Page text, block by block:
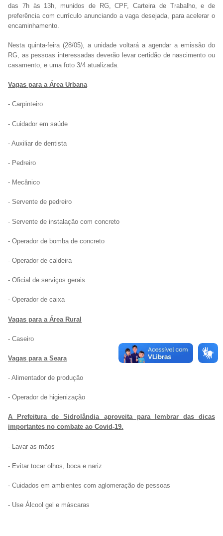
das 7h às 13h, munidos de RG, CPF, Carteira de Trabalho, e de
preferência com currículo anunciando a vaga desejada, para acelerar o
encaminhamento.
Nesta quinta-feira (28/05), a unidade voltará a agendar a emissão do
RG, as pessoas interessadas deverão levar certidão de nascimento ou
casamento, e uma foto 3/4 atualizada.
Vagas para a Área Urbana
- Carpinteiro
- Cuidador em saúde
- Auxiliar de dentista
- Pedreiro
- Mecânico
- Servente de pedreiro
- Servente de instalação com concreto
- Operador de bomba de concreto
- Operador de caldeira
- Oficial de serviços gerais
- Operador de caixa
Vagas para a Área Rural
- Caseiro
Vagas para a Seara
- Alimentador de produção
- Operador de higienização
A Prefeitura de Sidrolândia aproveita para lembrar das dicas
importantes no combate ao Covid-19.
- Lavar as mãos
- Evitar tocar olhos, boca e nariz
- Cuidados em ambientes com aglomeração de pessoas
- Use Álcool gel e máscaras